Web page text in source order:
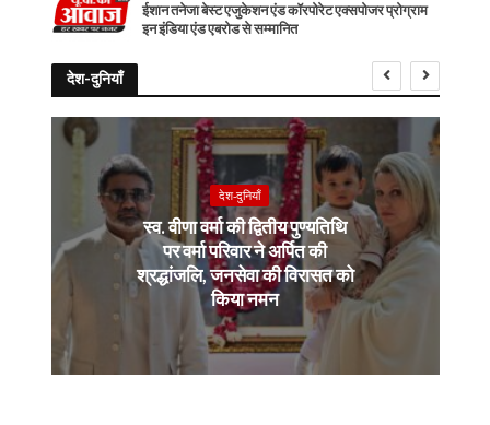
ईशान तनेजा बेस्ट एजुकेशन एंड कॉरपोरेट एक्सपोजर प्रोग्राम
इन इंडिया एंड एबरोड से सम्मानित
देश-दुनियाँ
देश-दुनियाँ
स्व. वीणा वर्मा की द्वितीय पुण्यतिथि
पर वर्मा परिवार ने अर्पित की
श्रद्धांजलि, जनसेवा की विरासत को
किया नमन